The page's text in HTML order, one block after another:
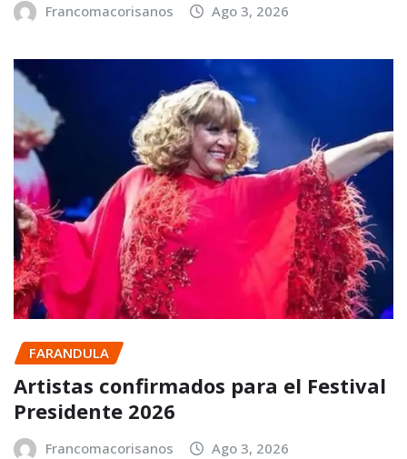
Francomacorisanos Ago 3, 2026
FARANDULA
Artistas confirmados para el Festival
Presidente 2026
Francomacorisanos Ago 3, 2026